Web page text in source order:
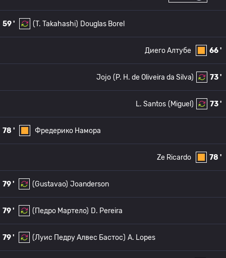
59 ' (T. Takahashi) Douglas Borel
66 '
Диего Алтубе
73 '
(P. H. de Oliveira da Silva)
Jojo
73 '
(Miguel)
L. Santos
78 ' Фредерико Намора
78 '
Ze Ricardo
79 ' (Gustavao) Joanderson
79 ' (Педро Мартело) D. Pereira
79 ' (Луис Педру Алвес Бастос) A. Lopes